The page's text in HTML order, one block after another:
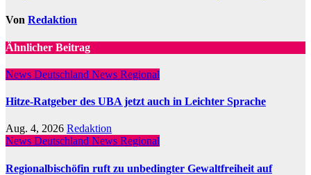
Von Redaktion
Ähnlicher Beitrag
News Deutschland News Regional
Hitze-Ratgeber des UBA jetzt auch in Leichter Sprache
Aug. 4, 2026 Redaktion
News Deutschland News Regional
Regionalbischöfin ruft zu unbedingter Gewaltfreiheit auf